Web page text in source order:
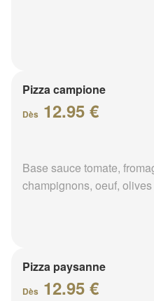
Pizza campione
Dès 12.95 €
Base sauce tomate,
champignons, oeuf, olives
Pizza paysanne
Dès 12.95 €